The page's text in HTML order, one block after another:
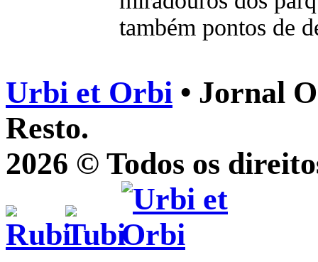
também pontos de
Urbi et Orbi • Jornal
Resto.
2026 © Todos os